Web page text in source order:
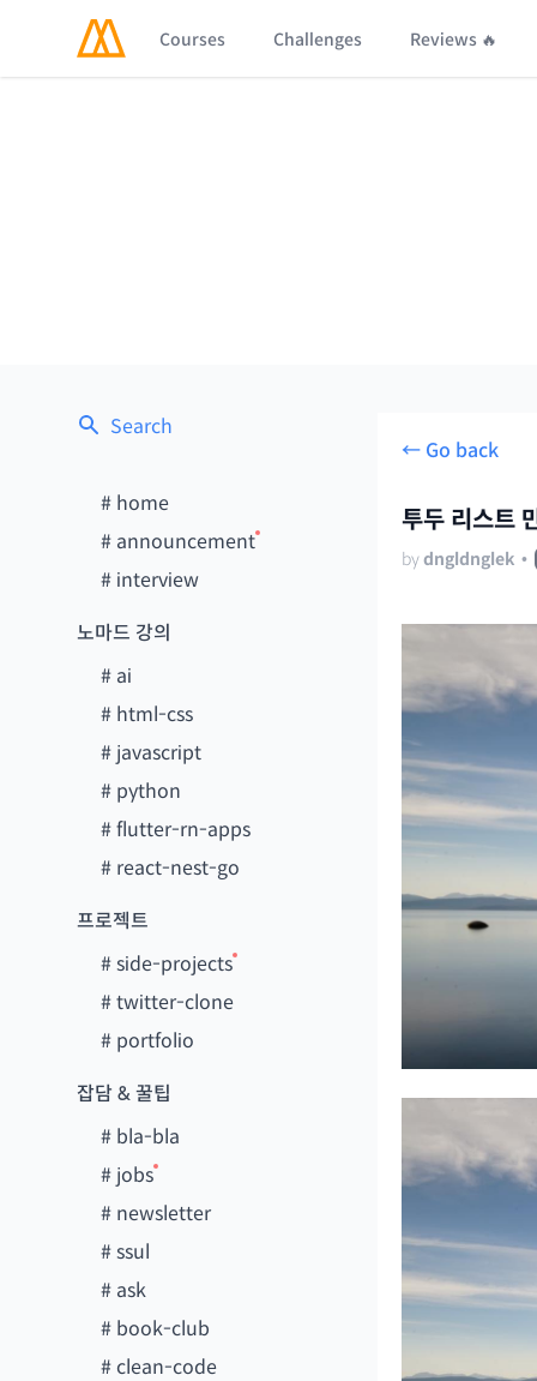
Courses Challenges Reviews 🔥
Search
# home
# announcement
# interview
노마드 강의
# ai
# html-css
# javascript
# python
#flutter-rn-apps
# react-nest-go
프로젝트
#side-projects
#twitter-clone
# portfolio
잡담 & 꿀팁
# bla-bla
# jobs
# newsletter
#ssul
# ask
# book-club
#clean-code
← Go back
투두 리스트
bydngldnglek •